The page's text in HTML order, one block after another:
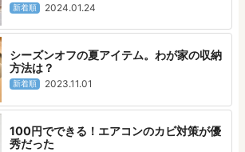
新着順 2024.01.24
シーズンオフの夏アイテム。わが家の収納
方法は？
新着順 2023.11.01
100円でできる！エアコンのカビ対策が優
秀だった